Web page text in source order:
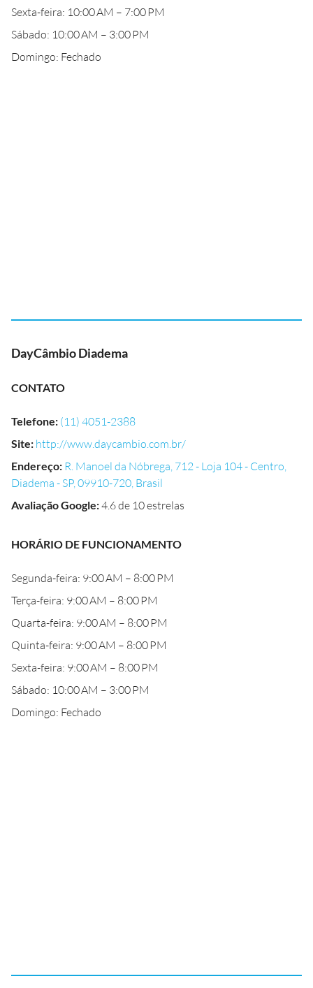
Sexta-feira: 10:00 AM – 7:00 PM
Sábado: 10:00 AM – 3:00 PM
Domingo: Fechado
DayCâmbio Diadema
CONTATO
Telefone: (11) 4051-2388
Site: http://www.daycambio.com.br/
Endereço: R. Manoel da Nóbrega, 712 - Loja 104 - Centro,
Diadema - SP, 09910-720, Brasil
Avaliação Google:4.6 de 10 estrelas
HORÁRIO DE FUNCIONAMENTO
Segunda-feira: 9:00 AM – 8:00 PM
Terça-feira: 9:00 AM – 8:00 PM
Quarta-feira: 9:00 AM – 8:00 PM
Quinta-feira: 9:00 AM – 8:00 PM
Sexta-feira: 9:00 AM – 8:00 PM
Sábado: 10:00 AM – 3:00 PM
Domingo: Fechado